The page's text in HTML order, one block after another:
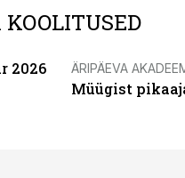
2026 ÄRIPÄEVA
Müügist